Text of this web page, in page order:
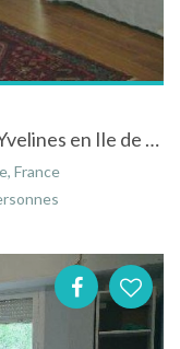
Appartement à Versailles dans les Yvelines en Ile de France proche de la grande Avenue de Paris
France